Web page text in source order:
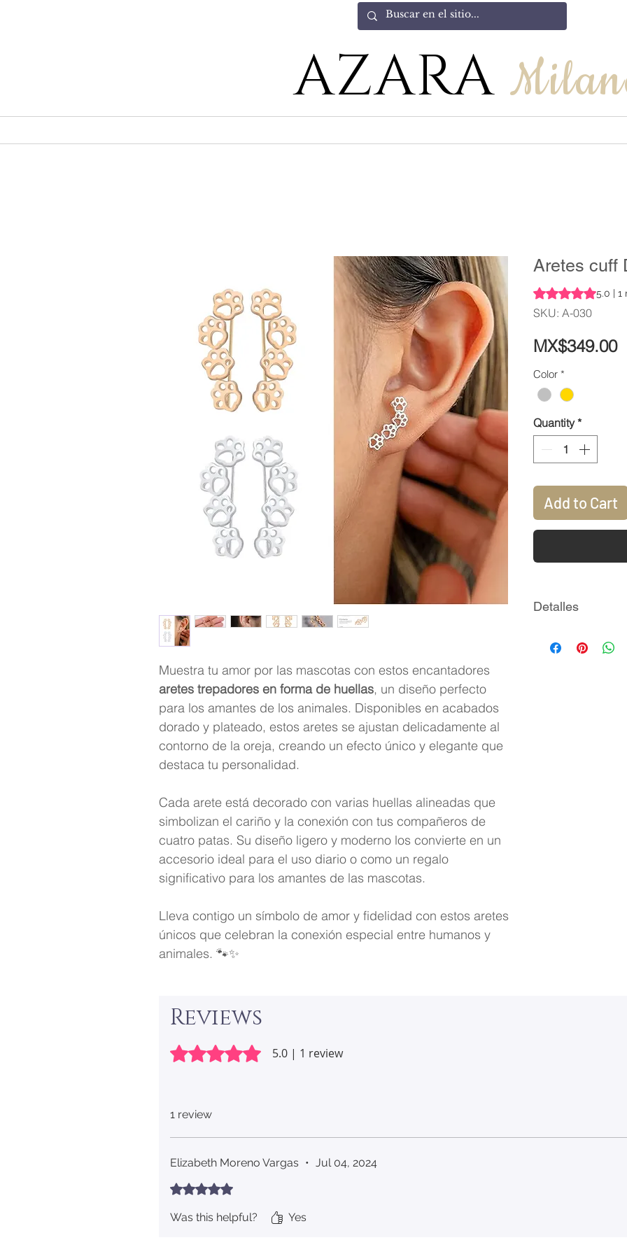
AZARA
Muestra tu amor por las mascotas con estos encantadores
aretes trepadores en forma de huellas, un diseño perfecto
para los amantes de los animales. Disponibles en acabados
dorado y plateado, estos aretes se ajustan delicadamente al
contorno de la oreja, creando un efecto único y elegante que
destaca tu personalidad.
Cada arete está decorado con varias huellas alineadas que
simbolizan el cariño y la conexión con tus compañeros de
cuatro patas. Su diseño ligero y moderno los convierte en un
accesorio ideal para el uso diario o como un regalo
significativo para los amantes de las mascotas.
Lleva contigo un símbolo de amor y fidelidad con estos aretes
únicos que celebran la conexión especial entre humanos y
animales. 🐾✨
Aretes cuff
Rating is 5.0 out of
5.0 | 1
SKU: A-030
MX$349.00
Color *
Quantity *
Add to Cart
Detalles
acabados en
Reviews
Rated 5 out of 5 stars.5.0 | 1 review
1 review
Elizabeth Moreno Vargas • Jul 04, 2024
Rated 5 out of 5 stars.
Was this helpful? Yes